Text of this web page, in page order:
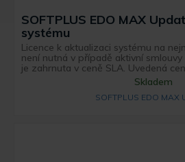
SOFTPLUS EDO MAX
systému
Licence k aktualizaci systému na
není nutná v případě aktivní smlouvy
je zahrnuta v ceně SLA. Uvedená
Skladem
SOFTPLUS EDO MAX